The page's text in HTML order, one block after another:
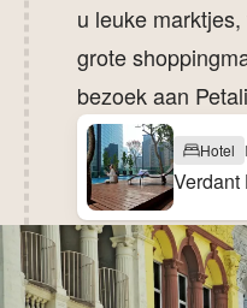
u leuke
grote
bezoek aan
Hotel
Verdant